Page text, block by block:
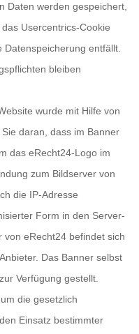
Daten werden gespeichert,
Usercentrics-Cookie
entfällt.
bleiben
wurde mit Hilfe von
daran, dass im Banner
das eRecht24-Logo im
zum Bildserver von
die IP-Adresse
Form in den Server-
von eRecht24 befindet sich
Das Banner selbst
Verfügung gestellt.
die gesetzlich
Einsatz bestimmter